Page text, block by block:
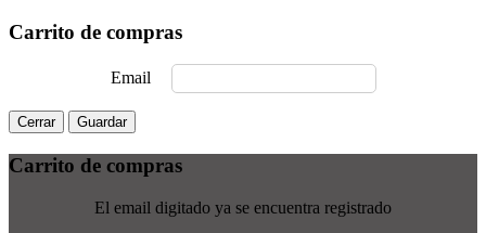
Carrito de compras
Email
Cerrar Guardar
Carrito de compras
El email digitado ya se encuentra registrado